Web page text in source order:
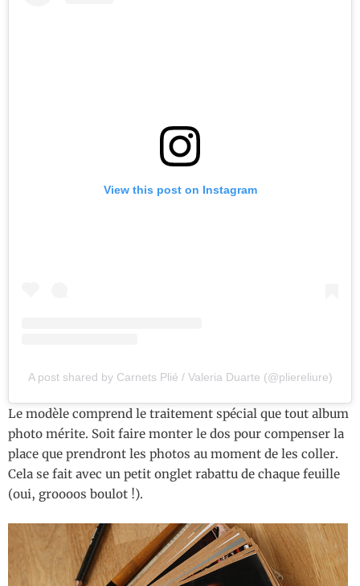
View this post on Instagram
A post shared by Carnets Plié / Valeria Duarte (@pliereliure)
Le modèle comprend le traitement spécial que tout album
photo mérite. Soit faire monter le dos pour compenser la
place que prendront les photos au moment de les coller.
Cela se fait avec un petit onglet rabattu de chaque feuille
(oui, groooos boulot !).